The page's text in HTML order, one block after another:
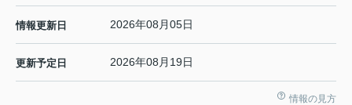
情報更新日 2026年08月05日
更新予定日 2026年08月19日
情報の見方